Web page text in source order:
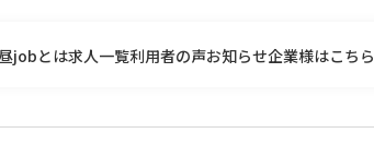
jobとは求人一覧利用者の声お知らせ企業様はこちら